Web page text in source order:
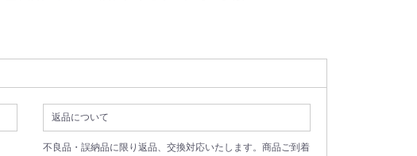
返品について
不良品・誤納品に限り返品、交換対応いたします。商品ご到着